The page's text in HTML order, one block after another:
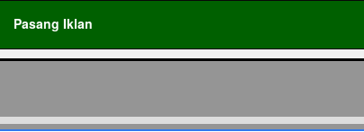
Pasang Iklan